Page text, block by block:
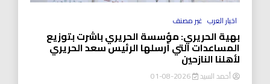
اخبار العرب غير مصنف
بهية الحريري: مؤسسة الحريري باشرت بتوزيع
المساعدات التي أرسلها الرئيس سعد الحريري
لأهلنا النازحين
أحمد السيد 2026-08-01